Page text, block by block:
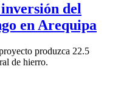
del
en Arequipa
produzca 22.5
de hierro.